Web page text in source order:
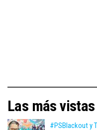
Las más
#PSBlackout y